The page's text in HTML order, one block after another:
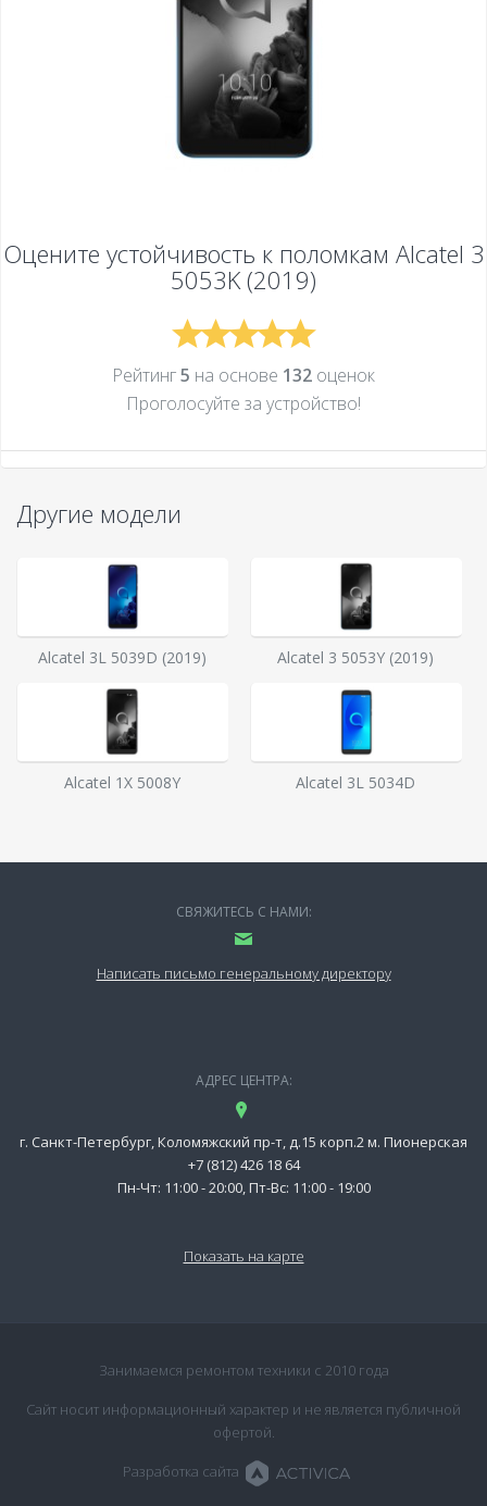
Оцените устойчивость к поломкам Alcatel 3
5053K (2019)
Рейтинг5 на основе 132 оценок
Проголосуйте за устройcтво!
Другие модели
Alcatel 3L 5039D (2019) Alcatel 3 5053Y (2019)
Alcatel 1X 5008Y Alcatel 3L 5034D
СВЯЖИТЕСЬ С НАМИ:
Написать письмо генеральному директору
АДРЕС ЦЕНТРА:
г. Санкт-Петербург, Коломяжский пр-т, д.15 корп.2 м. Пионерская
+7 (812) 426 18 64
Пн-Чт: 11:00 - 20:00, Пт-Вс: 11:00 - 19:00
Показать на карте
Занимаемся ремонтом техники с 2010 года
Сайт носит информационный характер и не является публичной
офертой.
Разработка сайта